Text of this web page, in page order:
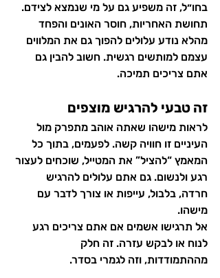
בחו״ל, זה משפיע גם על מי שנמצא לצידם.
תחושת האחריות, חוסר האונים והפחד
מהלא נודע עלולים להפוך גם את המלווים
עצמם למותשים רגשית. חשוב להבין גם
אתם צריכים תמיכה.
זה טבעי להרגיש מוצפים
לראות מישהו שאתה אוהב מתפרק מול
העיניים זו חוויה קשה. לפעמים, בתוך כל
המאמץ “להציל” את המטייל, שוכחים לעצור
רגע ולנשום. גם אתם עלולים להרגיש
חרדה, בלבול, עייפות או צורך לדבר עם
מישהו.
אל תרגישו אשמים אם אתם צריכים רגע
לנוח או לבקש עזרה. זה חלק
מההתמודדות, וזה לגמרי בסדר.